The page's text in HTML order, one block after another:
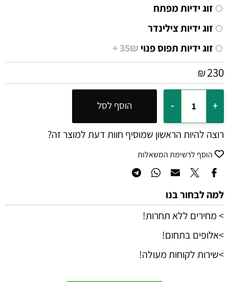
זוג ידיות מפתח
זוג ידיות צילינדר
זוג ידיות תפוס פנוי 35₪ +
₪230
הוסף לסל
רוצה להיות הראשון שמוסיף חוות דעת למוצר זה?
הוסף לרשימת המשאלות
למה לבחור בנו
> מחירים ללא תחרות!
>אלופים בתחום!
>שירות לקוחות מעולה!